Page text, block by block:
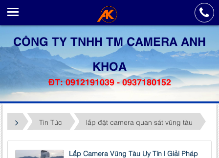
CÔNG TY TNHH TM CAMERA ANH
KHOA
ĐT: 0912191039 - 0937180152
Tin Tức lắp đặt camera quan sát vũng tàu
Lắp Camera Vũng Tàu Uy Tín | Giải Pháp